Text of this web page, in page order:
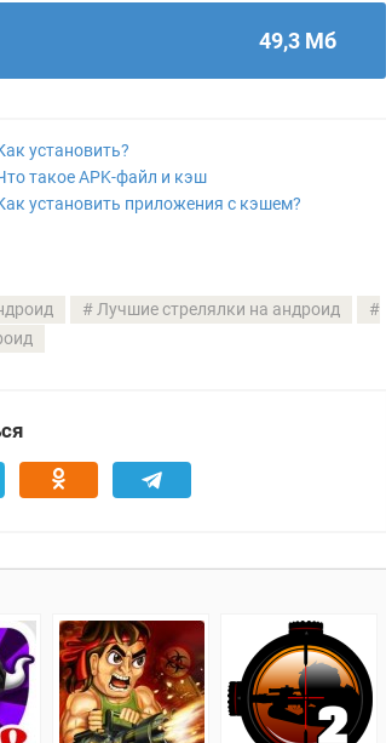
49,3 Мб
установить?
такое APK-файл и кэш
установить приложения с кэшем?
Лучшие стрелялки на андроид